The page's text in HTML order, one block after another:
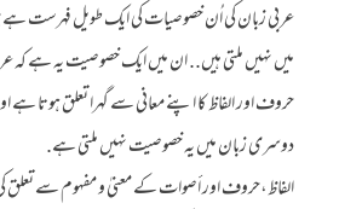
عربی زبان کی اُن خصوصیات کی ایک طویل فہرست
میں نہیں ملتی ہیں.. ان میں ایک خصوصیت یہ ہے کہ
حروف اور الفاظ کا اپنے معانی سے گہرا تعلق ہوتا ہے
دوسری زبان میں یہ خصوصیت نہیں ملتی ہے.
الفاظ،حروف اور أصوات کے معنیٰ و مفہوم سے تعلق